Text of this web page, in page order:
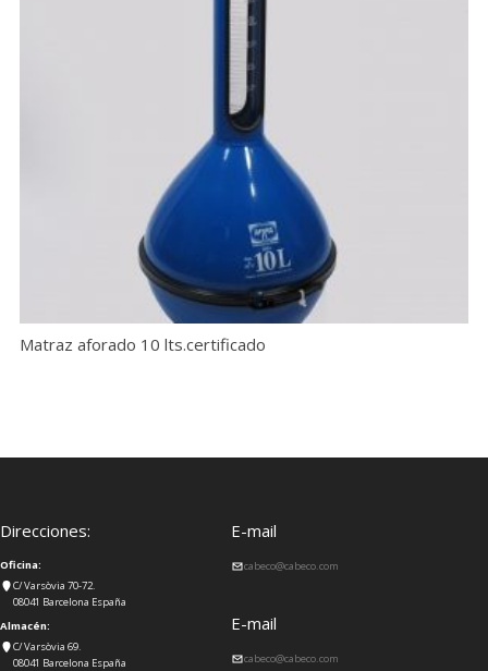
Matraz aforado 10 lts.certificado
Direcciones:
Oficina:
C/ Varsòvia 70-72.
08041 Barcelona España
Almacén:
C/ Varsòvia 69.
08041 Barcelona España
E-mail
cabeco@cabeco.com
E-mail
cabeco@cabeco.com